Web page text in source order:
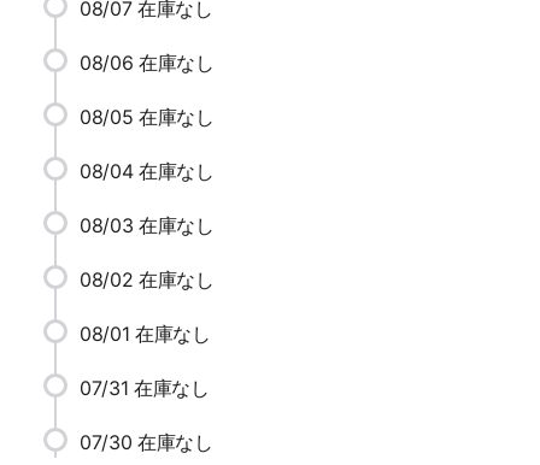
08/07 在庫なし
08/06 在庫なし
08/05 在庫なし
08/04 在庫なし
08/03 在庫なし
08/02 在庫なし
08/01 在庫なし
07/31 在庫なし
07/30 在庫なし